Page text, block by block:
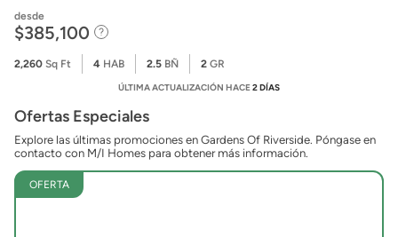
desde
$385,100
2,260 Sq Ft 4 HAB 2.5 BÑ 2 GR
ÚLTIMA ACTUALIZACIÓN HACE2 DÍAS
Ofertas Especiales
Explore las últimas promociones en Gardens Of Riverside. Póngase en
contacto con M/I Homes para obtener más información.
OFERTA